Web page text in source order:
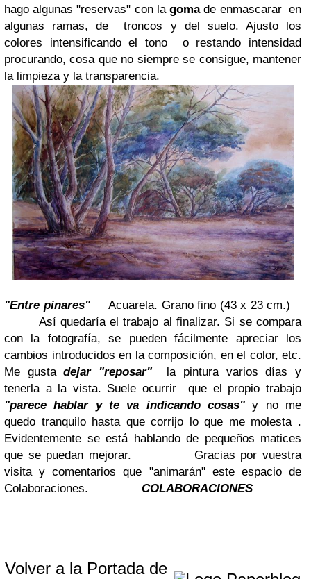
hago algunas "reservas" con lagomade enmascarar en
algunas ramas, de troncos y del suelo. Ajusto los
colores intensificando el tono o restando intensidad
procurando, cosa que no siempre se consigue, mantener
la limpieza y la transparencia.
"Entre pinares"
Acuarela. Grano fino (43 x 23 cm.)
Así quedaría el trabajo al finalizar. Si se compara
con la fotografía, se pueden fácilmente apreciar los
cambios introducidos en la composición, en el color, etc.
Me gustadejar "reposar"la pintura varios días y
tenerla a la vista. Suele ocurrir que el propio trabajo
"parece hablar y te va indicando cosas"y no me
quedo tranquilo hasta que corrijo lo que me molesta .
Evidentemente se está hablando de pequeños matices
que se puedan mejorar.
Gracias por vuestra
visita y comentarios que "animarán" este espacio de
Colaboraciones.
COLABORACIONES
Volver a la Portada de